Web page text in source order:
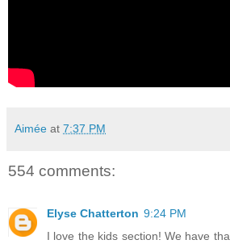
Aimée at 7:37 PM
554 comments:
Elyse Chatterton 9:24 PM
I love the kids section! We have